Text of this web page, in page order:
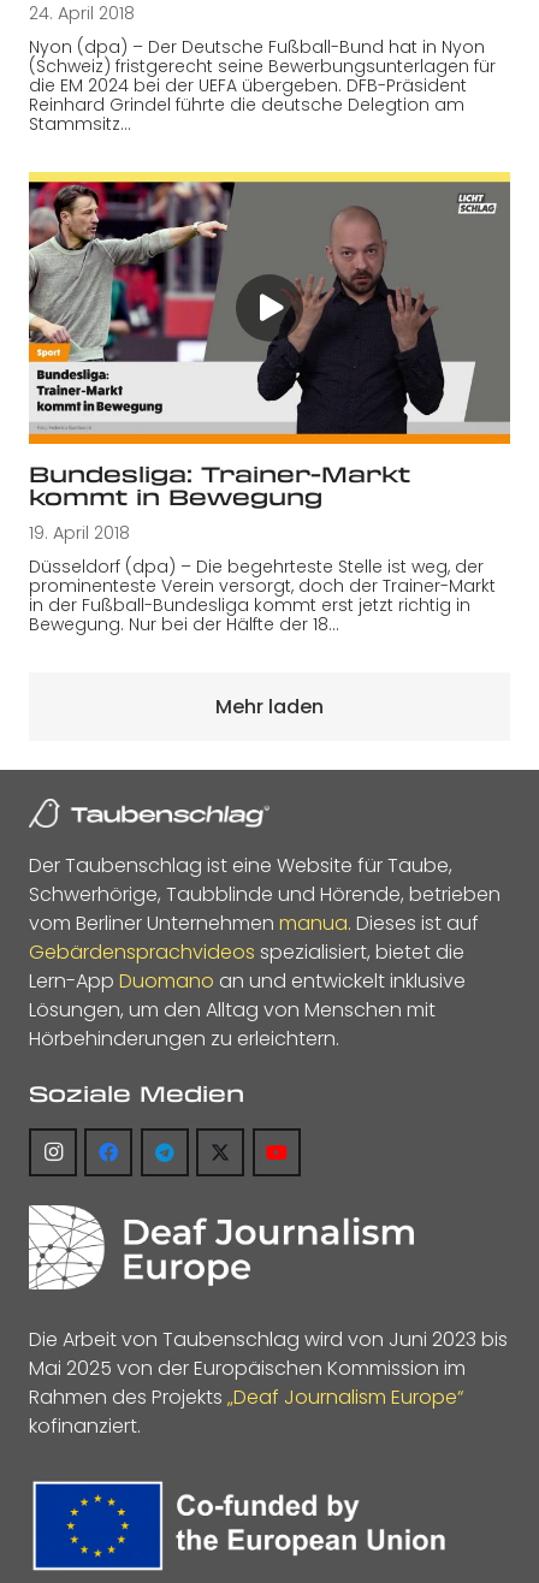
24. April 2018
Nyon (dpa) – Der Deutsche Fußball-Bund hat in Nyon
(Schweiz) fristgerecht seine Bewerbungsunterlagen für
die EM 2024 bei der UEFA übergeben. DFB-Präsident
Reinhard Grindel führte die deutsche Delegtion am
Stammsitz…
Bundesliga: Trainer-Markt
kommt in Bewegung
19. April 2018
Düsseldorf (dpa) – Die begehrteste Stelle ist weg, der
prominenteste Verein versorgt, doch der Trainer-Markt
in der Fußball-Bundesliga kommt erst jetzt richtig in
Bewegung. Nur bei der Hälfte der 18…
Mehr laden
Der Taubenschlag ist eine Website für Taube,
Schwerhörige, Taubblinde und Hörende, betrieben
vom Berliner Unternehmen manua. Dieses ist auf
Gebärdensprachvideos spezialisiert, bietet die
Lern-App Duomano an und entwickelt inklusive
Lösungen, um den Alltag von Menschen mit
Hörbehinderungen zu erleichtern.
Soziale Medien
Die Arbeit von Taubenschlag wird von Juni 2023 bis
Mai 2025 von der Europäischen Kommission im
Rahmen des Projekts „Deaf Journalism Europe“
kofinanziert.